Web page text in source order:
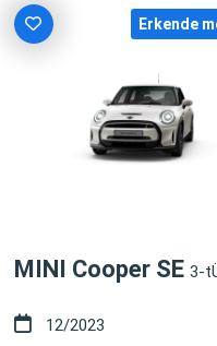
Erkende
MINI Cooper SE 3-
12/2023